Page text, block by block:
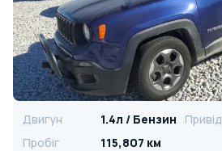
Двигун 1.4л / Бензин Привід
Пробіг
115,807 км